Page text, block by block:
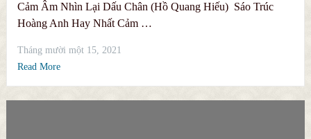
Cảm Âm Nhìn Lại Dấu Chân (Hồ Quang Hiếu) Sáo Trúc
Hoàng Anh Hay Nhất Cảm …
Tháng mười một 15, 2021
Read More